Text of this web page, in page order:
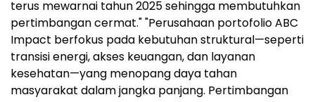
terus mewarnai tahun 2025 sehingga membutuhkan
pertimbangan cermat." "Perusahaan portofolio ABC
Impact berfokus pada kebutuhan struktural—seperti
transisi energi, akses keuangan, dan layanan
kesehatan—yang menopang daya tahan
masyarakat dalam jangka panjang. Pertimbangan